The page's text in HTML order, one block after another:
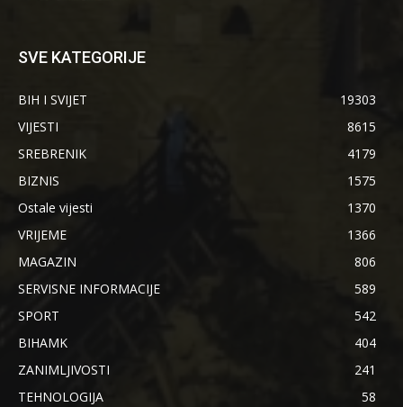
SVE KATEGORIJE
BIH I SVIJET
19303
VIJESTI
8615
SREBRENIK
4179
BIZNIS
1575
Ostale vijesti
1370
VRIJEME
1366
MAGAZIN
806
SERVISNE INFORMACIJE
589
SPORT
542
BIHAMK
404
ZANIMLJIVOSTI
241
TEHNOLOGIJA
58